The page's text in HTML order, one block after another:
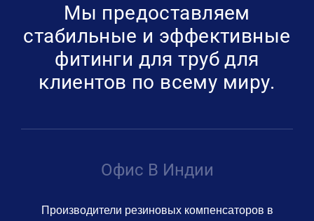
Мы предоставляем
стабильные и эффективные
фитинги для труб для
клиентов по всему миру.
Офис В Индии
Производители резиновых компенсаторов в